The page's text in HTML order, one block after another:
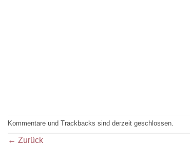
Kommentare und Trackbacks sind derzeit geschlossen.
← Zurück